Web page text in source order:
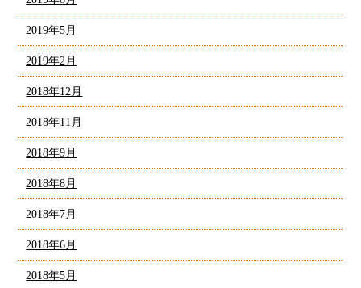
2019年5月
2019年2月
2018年12月
2018年11月
2018年9月
2018年8月
2018年7月
2018年6月
2018年5月